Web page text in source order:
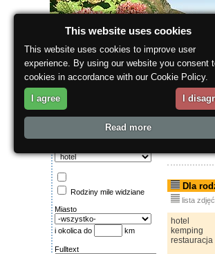
O regionie Wasz
Wyszukiwanie:
Rodziny mile widziane
Miasto
i okolica do km
Fulltext
Dla
lista zdjęć
hotel
kemping
restauracja
This website uses cookies
This website uses cookies to improve user
experience. By using our website you consent
cookies in accordance with our Cookie Policy.
I agree I
Read more